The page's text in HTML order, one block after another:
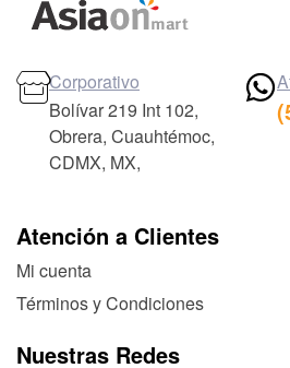
Atención a Clientes
Mi cuenta
Términos y Condiciones
Nuestras Redes
Corporativo
Bolívar 219 Int 102,
Obrera, Cuauhtémoc,
CDMX, MX,